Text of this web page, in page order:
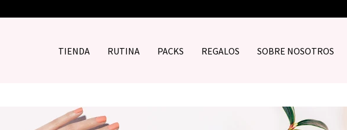
TIENDA RUTINA PACKS REGALOS SOBRE NOSOTROS